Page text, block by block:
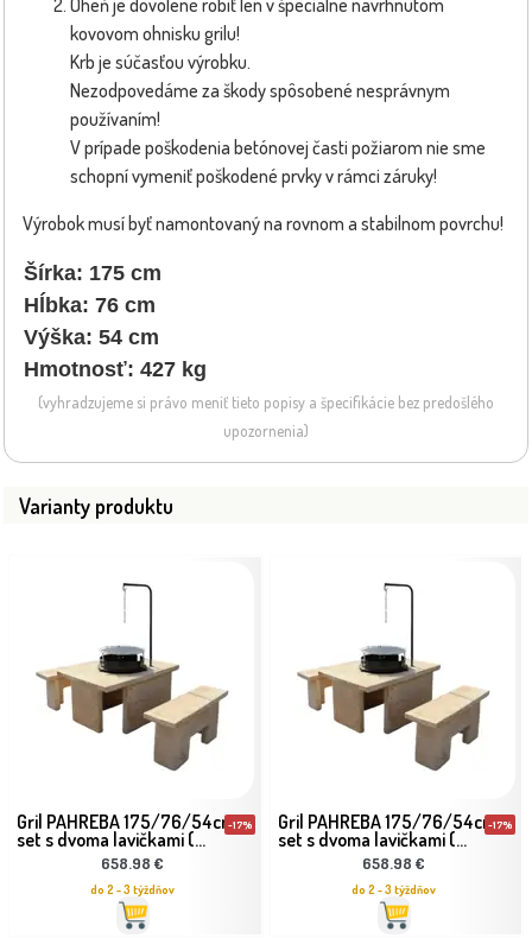
kovovom ohnisku grilu!
Krb je súčasťou výrobku.
Nezodpovedáme za škody spôsobené nesprávnym
používaním!
V prípade poškodenia betónovej časti požiarom nie sme
schopní vymeniť poškodené prvky v rámci záruky!
Výrobok musí byť namontovaný na rovnom a stabilnom povrchu!
Šírka: 175 cm
Hĺbka: 76 cm
Výška: 54 cm
Hmotnosť: 427 kg
(vyhradzujeme si právo meniť tieto popisy a špecifikácie bez predošlého
upozornenia)
Varianty produktu
Gril PAHREBA 175/76/54cm
set s dvoma lavičkami (...
-17%
658.98 €
do 2 - 3 týždňov
Gril PAHREBA 175/76/54cm
set s dvoma lavičkami (...
-17%
658.98 €
do 2 - 3 týždňov